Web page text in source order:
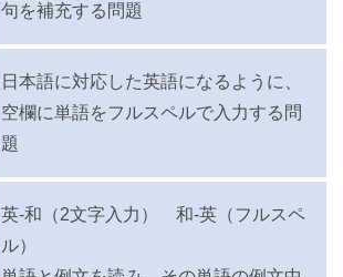
句を補充する問題
日本語に対応した英語になるように、
空欄に単語をフルスペルで入力する問
題
英-和（2文字入力） 和-英（フルスペ
ル）